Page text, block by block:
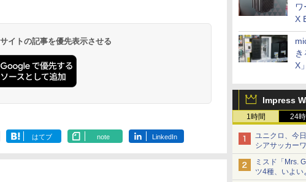
X
X
Impress
1時間 24
ユニクロ、今
シアサッカー
ショーツは
ミスド「Mrs.
ツ4種、いよい
イトの記事を優先表示させる
はてブ note LinkedIn